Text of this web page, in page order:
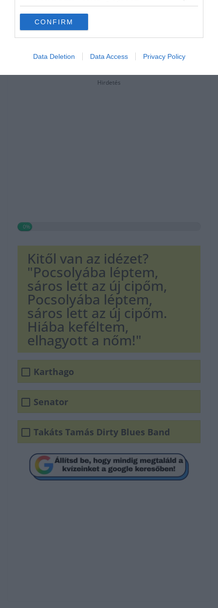
CONFIRM
Data Deletion Data Access Privacy Policy
Hirdetés
0%
Kitől van az idézet?
"Pocsolyába léptem,
sáros lett az új cipőm,
Pocsolyába léptem,
sáros lett az új cipőm.
Hiába keféltem,
elhagyott a nőm!"
Karthago
Senator
Takáts Tamás Dirty Blues Band